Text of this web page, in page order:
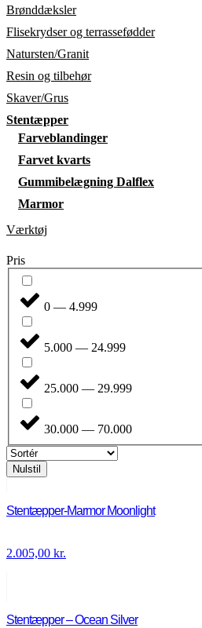
Brønddæksler
Flisekrydser og terrassefødder
Natursten/Granit
Resin og tilbehør
Skaver/Grus
Stentæpper
Farveblandinger
Farvet kvarts
Gummibelægning Dalflex
Marmor
Værktøj
Pris
0 — 4.999
5.000 — 24.999
25.000 — 29.999
30.000 — 70.000
Nulstil
Stentæpper-Marmor Moonlight
2.005,00 kr.
Stentæpper – Ocean Silver